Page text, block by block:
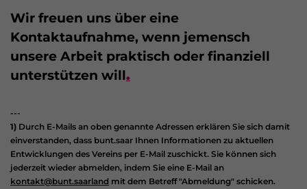
Wir freuen uns über eine
Kontaktaufnahme, wenn jemensch
unsere Arbeit praktisch oder finanziell
unterstützen will.
---
1) Durch E-Mails an oben genannte Adressen erklären Sie sich damit
einverstanden, dass bunt.saar Ihnen Informationen zu aktuellen
Entwicklungen des Vereins per E-Mail zuschickt. Sie können sich
jederzeit wieder abmelden, indem Sie eine E-Mail an
kontakt@bunt.saarland mit dem Betreff "Abmeldung" schicken.